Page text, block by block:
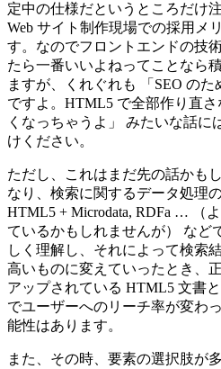
定中の仕様だというところだけ
Web サイト制作現場での採用メ
す。なのでフロントエンドの技
たら一番いいよねってことなら
ますが、くれぐれも 「SEO の
ですよ。HTML5 で全部作り直
くなっちゃうよ」 みたいな話に
けください。
ただし、これはまだ先の話かも
なり、検索に関するデータ処理
HTML5 + Microdata, RDFa … （
ているかもしれませんが） など
しく理解し、それによって検索
高いものに変えていったとき、
アップされている HTML5 文書
でユーザーへのリーチ率が変わ
能性はあります。
また、その時、要素の選択肢が